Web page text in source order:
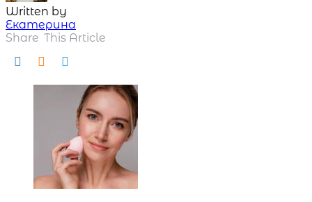
Written by
Екатерина
Share This Article